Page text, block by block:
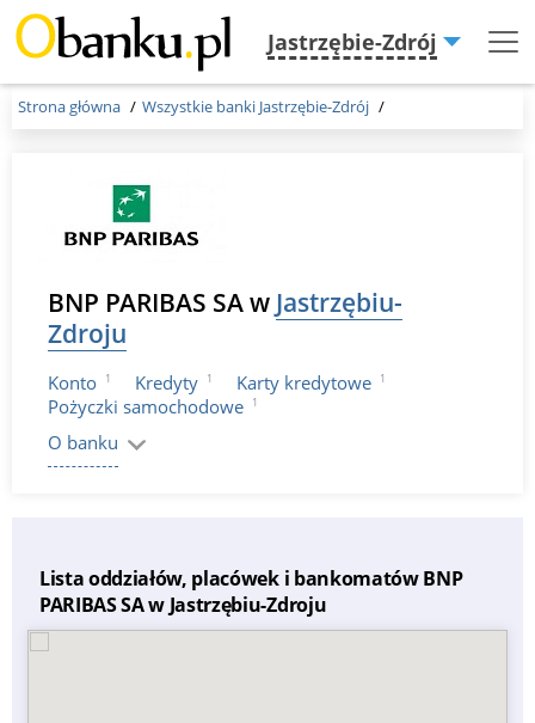
Jastrzębie-Zdrój
Menu
Strona główna Wszystkie banki Jastrzębie-Zdrój
BNP PARIBAS SA w Jastrzębiu-
Zdroju
Konto 1 Kredyty 1 Karty kredytowe 1
Pożyczki samochodowe 1
O banku
Lista oddziałów, placówek i bankomatów BNP
PARIBAS SA w Jastrzębiu-Zdroju